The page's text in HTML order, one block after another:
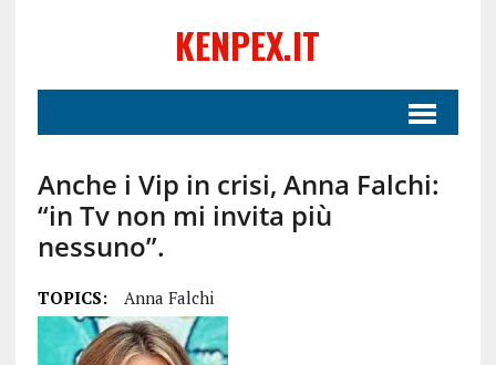
KENPEX.IT
Anche i Vip in crisi, Anna Falchi:
“in Tv non mi invita più
nessuno”.
TOPICS: Anna Falchi